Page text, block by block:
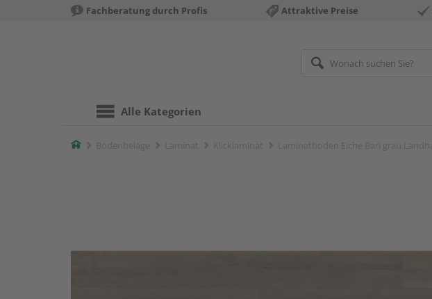
Fachberatung durch Profis Attraktive Preise
Alle Kategorien
Home